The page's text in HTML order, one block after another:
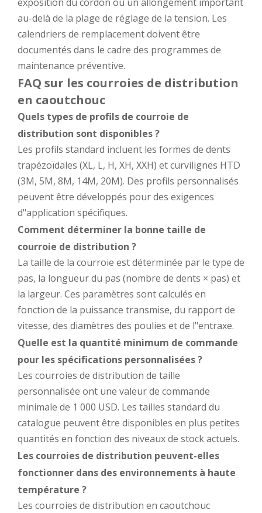
au-delà de la plage de réglage de la tension. Les
calendriers de remplacement doivent être
documentés dans le cadre des programmes de
maintenance préventive.
FAQ sur les courroies de distribution
en caoutchouc
Quels types de profils de courroie de
distribution sont disponibles ?
Les profils standard incluent les formes de dents
trapézoïdales (XL, L, H, XH, XXH) et curvilignes HTD
(3M, 5M, 8M, 14M, 20M). Des profils personnalisés
peuvent être développés pour des exigences
d"application spécifiques.
Comment déterminer la bonne taille de
courroie de distribution ?
La taille de la courroie est déterminée par le type de
pas, la longueur du pas (nombre de dents × pas) et
la largeur. Ces paramètres sont calculés en
fonction de la puissance transmise, du rapport de
vitesse, des diamètres des poulies et de l"entraxe.
Quelle est la quantité minimum de commande
pour les spécifications personnalisées ?
Les courroies de distribution de taille
personnalisée ont une valeur de commande
minimale de 1 000 USD. Les tailles standard du
catalogue peuvent être disponibles en plus petites
quantités en fonction des niveaux de stock actuels.
Les courroies de distribution peuvent-elles
fonctionner dans des environnements à haute
température ?
Les courroies de distribution en caoutchouc